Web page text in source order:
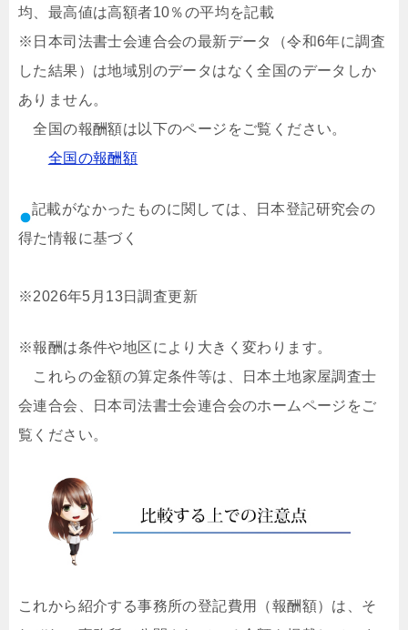
均、最高値は高額者10％の平均を記載
※日本司法書士会連合会の最新データ（令和6年に調査
した結果）は地域別のデータはなく全国のデータしか
ありません。
全国の報酬額は以下のページをご覧ください。
全国の報酬額
記載がなかったものに関しては、日本登記研究会の
得た情報に基づく
※2026年5月13日調査更新
※報酬は条件や地区により大きく変わります。
これらの金額の算定条件等は、日本土地家屋調査士
会連合会、日本司法書士会連合会のホームページをご
覧ください。
これから紹介する事務所の登記費用（報酬額）は、そ